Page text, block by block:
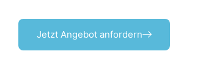
Jetzt Angebot anfordern